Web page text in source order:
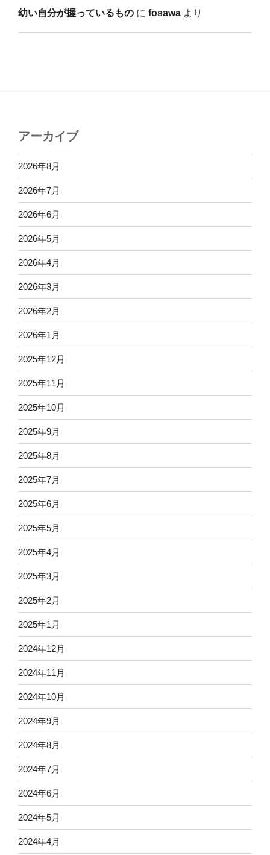
幼い自分が握っているもの に fosawa より
アーカイブ
2026年8月
2026年7月
2026年6月
2026年5月
2026年4月
2026年3月
2026年2月
2026年1月
2025年12月
2025年11月
2025年10月
2025年9月
2025年8月
2025年7月
2025年6月
2025年5月
2025年4月
2025年3月
2025年2月
2025年1月
2024年12月
2024年11月
2024年10月
2024年9月
2024年8月
2024年7月
2024年6月
2024年5月
2024年4月